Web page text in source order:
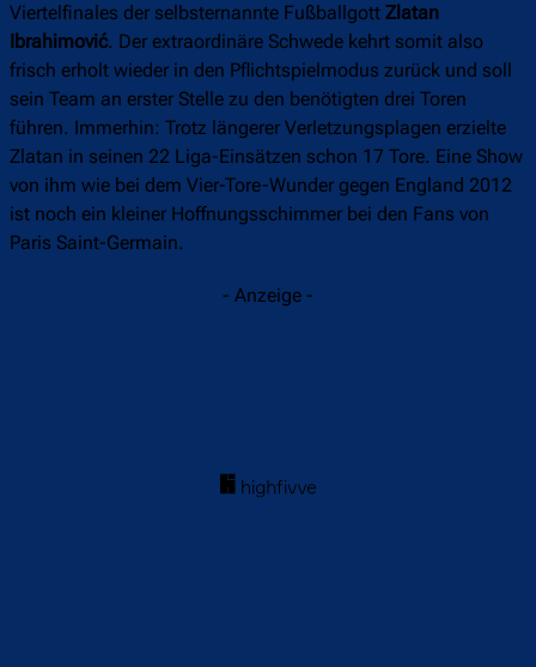
Viertelfinales der selbsternannte Fußballgott Zlatan
Ibrahimović. Der extraordinäre Schwede kehrt somit also
frisch erholt wieder in den Pflichtspielmodus zurück und soll
sein Team an erster Stelle zu den benötigten drei Toren
führen. Immerhin: Trotz längerer Verletzungsplagen erzielte
Zlatan in seinen 22 Liga-Einsätzen schon 17 Tore. Eine Show
von ihm wie bei dem Vier-Tore-Wunder gegen England 2012
ist noch ein kleiner Hoffnungsschimmer bei den Fans von
Paris Saint-Germain.
- Anzeige -